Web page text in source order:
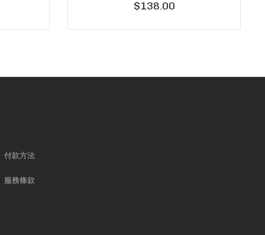
$138.00
付款方法
服務條款